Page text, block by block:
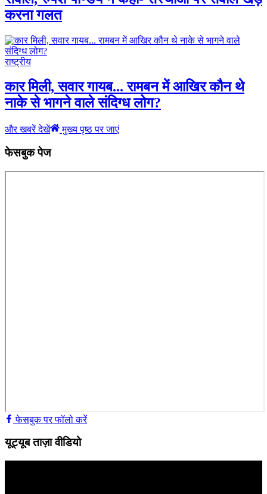
करना गलत
राष्ट्रीय
कार मिली, सवार गायब... रामबन में आखिर कौन थे
नाके से भागने वाले संदिग्ध लोग?
और खबरें देखें मुख्य पृष्ठ पर जाएं
फेसबुक पेज
फेसबुक पर फॉलो करें
यूट्यूब ताज़ा वीडियो